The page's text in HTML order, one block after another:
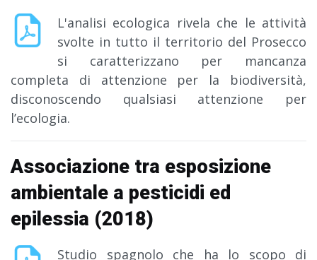
L'analisi ecologica rivela che le attività
svolte in tutto il territorio del Prosecco
si caratterizzano per mancanza
completa di attenzione per la biodiversità,
disconoscendo qualsiasi attenzione per
l’ecologia.
Associazione tra esposizione
ambientale a pesticidi ed
epilessia (2018)
Studio spagnolo che ha lo scopo di